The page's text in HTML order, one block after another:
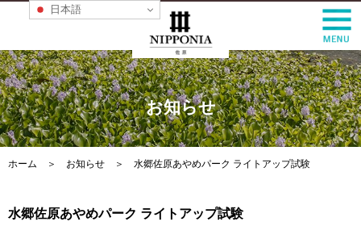
お知らせ
ホーム ＞ お知らせ ＞ 水郷佐原あやめパーク ライトアップ試験
水郷佐原あやめパーク ライトアップ試験
日本語